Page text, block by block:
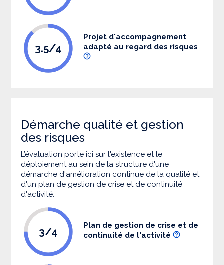
3.5/4
Projet d'accompagnement
adapté au regard des risques
Démarche qualité et gestion
des risques
L’évaluation porte ici sur l'existence et le
déploiement au sein de la structure d'une
démarche d'amélioration continue de la qualité et
d'un plan de gestion de crise et de continuité
d'activité.
3/4
Plan de gestion de crise et de
continuité de l'activité